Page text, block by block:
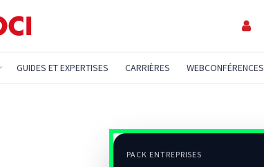
GUIDES ET EXPERTISES CARRIÈRES WEBCONFÉRENCES
PACK ENTREPRISES